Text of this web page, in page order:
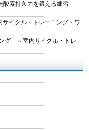
素持久力を鍛える練習
イクル・トレーニング・ワ
グ ～室内サイクル・トレ